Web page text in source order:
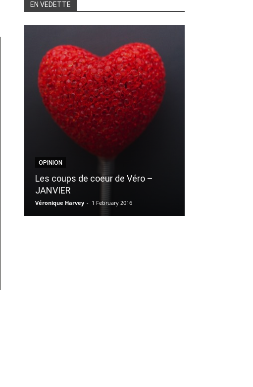
EN VEDETTE
OPINION
Les coups de coeur de Véro –
JANVIER
Véronique Harvey - 1 February 2016